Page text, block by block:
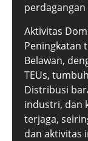
Aktivitas
Peningkatan
Belawan,
TEUs,
Distribusi
industri, dan
terjaga,
dan aktivitas